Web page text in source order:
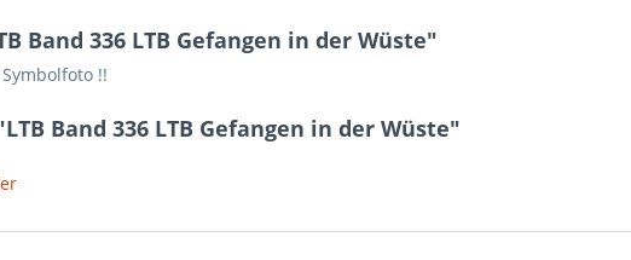
Band 336 LTB Gefangen in der Wüste"
!!
Band 336 LTB Gefangen in der Wüste"